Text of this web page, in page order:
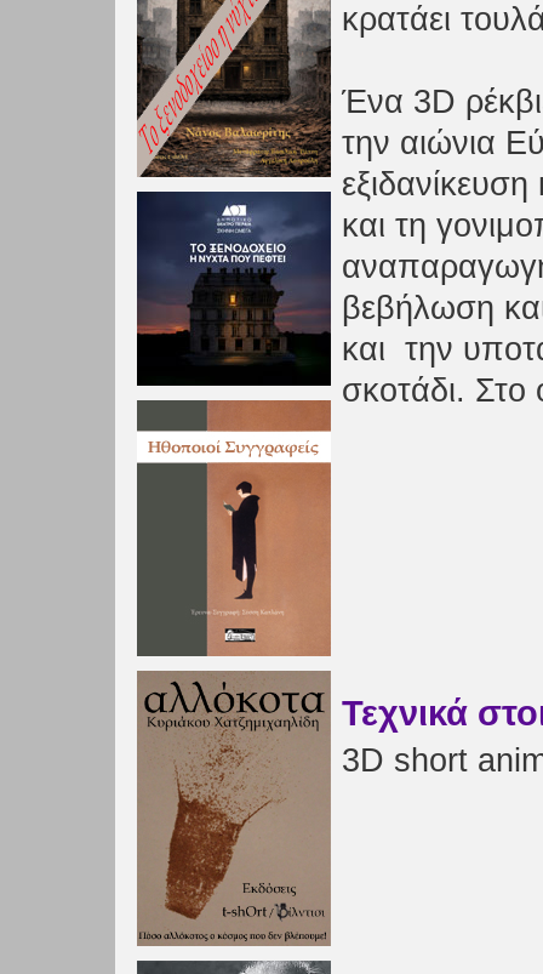
κρατάει
Ένα 3D
την αιώνια
και τη
βεβήλωση
και την
σκοτάδι. Στο
Τεχνικά
3D short